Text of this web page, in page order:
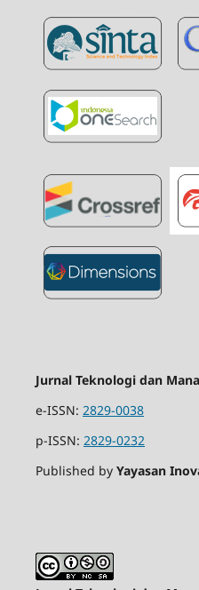
Jurnal Teknologi dan
e-ISSN: 2829-0038
p-ISSN: 2829-0232
Published by Yayasan